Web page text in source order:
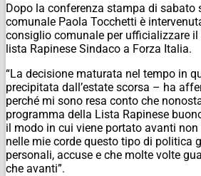
Dopo la conferenza stampa di sabato
comunale Paola Tocchetti è
consiglio comunale per ufficializzare
lista Rapinese Sindaco a Forza Italia.
“La decisione maturata nel tempo in
precipitata dall’estate scorsa – ha
perché mi sono resa conto che
programma della Lista Rapinese
il modo in cui viene portato avanti non
nelle mie corde questo tipo di politica
personali, accuse e che molte volte
che avanti”.